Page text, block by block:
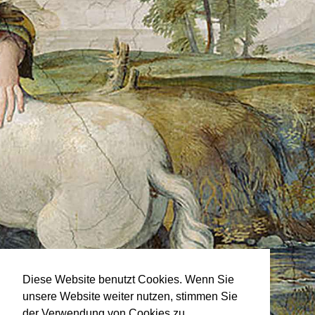
Diese Website benutzt Cookies. Wenn Sie
unsere Website weiter nutzen, stimmen Sie